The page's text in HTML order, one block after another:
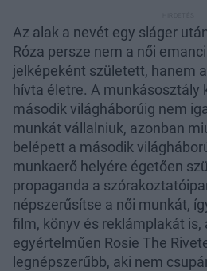
Az alak a nevét egy sláger
Róza persze nem a női
jelképeként született, hanem
hívta életre. A munkásosztály
második világháborúig nem
munkát vállalniuk, azonban
belépett a második
munkaerő helyére égetően
propaganda a
népszerűsítse a női munkát,
film, könyv és reklámplakát is,
egyértelműen Rosie The
legnépszerűbb, aki nem